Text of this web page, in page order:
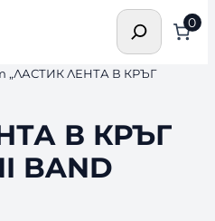
Търсене 0
„ЛАСТИК ЛЕНТА В КРЪГ
В КРЪГ
BAND